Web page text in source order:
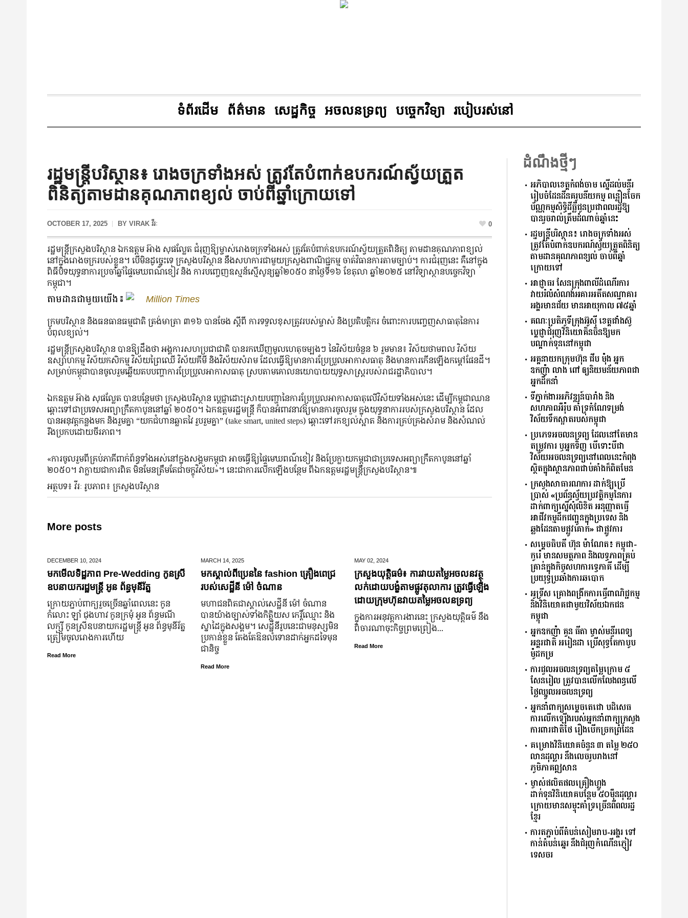
ទំព័រដើម ព័ត៌មាន សេដ្ឋកិច្ច អចលនទ្រព្យ បច្ចេកវិទ្យា របៀបរស់នៅ
រដ្ឋមន្រ្តីបរិស្ថាន៖ រោងចក្រទាំងអស់ ត្រូវតែបំពាក់ឧបករណ៍ស្វ័យត្រួត
ពិនិត្យតាមដានគុណភាពខ្យល់ ចាប់ពីឆ្នាំក្រោយទៅ
OCTOBER 17, 2025 BY VIRAK វីរៈ 0
រដ្ឋមន្រ្តីក្រសួងបរិស្ថាន ឯកឧត្តម អ៊ាង សុផល្លែត ជំរុញឱ្យម្ចាស់រោងចក្រទាំងអស់ ត្រូវតែបំពាក់ឧបករណ៍ស្វ័យត្រួតពិនិត្យ តាមដានគុណភាពខ្យល់
នៅក្នុងរោងចក្ររបស់ខ្លួន។ បើមិនដូច្នេះទេ ក្រសួងបរិស្ថាន នឹងសហការជាមួយក្រសួងពាណិជ្ជកម្ម ចាត់វិធានការតាមច្បាប់។ ការជំរុញនេះ គឺនៅក្នុង
ពិធីបិទយុទ្ធនាការប្រចាំឆ្នាំផ្ទៃមេឃពណ៌ខៀវ និង ការបញ្ចេញឧស្មន័ស្មើសូន្យឆ្នាំ២០៥០ នាថ្ងៃទី១៦ ខែតុលា ឆ្នាំ២០២៥ នៅវិទ្យាស្ថានបច្ចេកវិទ្យា
កម្ពុជា។
តាមដានជាមួយយើង៖ Million Times
ក្រមបរិស្ថាន និងធនធានធម្មជាតិ ត្រង់មាត្រា ៣១៦ បានចែង ស្តីពី ការទទួលខុសត្រូវរបស់ម្ចាស់ និងប្រតិបត្តិករ ចំពោះការបញ្ចេញសាធាតុនៃការ
បំពុលខ្យល់។
រដ្ឋមន្រ្តីក្រសួងបរិស្ថាន បានឱ្យដឹងថា អង្គការសហប្រជាជាតិ បានរកឃើញមូលហេតុចម្បងៗ នៃវិស័យចំនួន ៦ រួមមាន៖ វិស័យថាមពល វិស័យ
ឧស្សាហកម្ម វិស័យកសិកម្ម វិស័យព្រៃឈើ វិស័យគីមី និងវិស័យសំរាម ដែលធ្វើឱ្យមានការប្រែប្រួលអាកាសធាតុ និងមានការកើនឡើងកម្តៅផែនដី។
សម្រាប់កម្ពុជាបានចូលរួមឆ្លើយតបបញ្ហាការប្រែប្រួលអាកាសធាតុ ស្របតាមគោលនយោបាយយុទ្ធសាស្រ្តរបស់រាជរដ្ឋាភិបាល។
ឯកឧត្តម អ៊ាង សុផល្លែត បានបន្ថែមថា ក្រសួងបរិស្ថាន ប្តេជ្ញាដោះស្រាយបញ្ហានៃការប្រែប្រួលអាកាសធាតុលើវិស័យទាំងអស់នេះ ដើម្បីកម្ពុជាឈាន
ឆ្ពោះទៅជាប្រទេសអព្យាក្រឹតកាបូននៅឆ្នាំ ២០៥០។ ឯកឧត្តមរដ្ឋមន្រ្តី ក៏បានអំពាវនាវឱ្យមានការចូលរួម ក្នុងយុទ្ធនាការរបស់ក្រសួងបរិស្ថាន ដែល
បានអនុវត្តកន្លងមក និងរួមគ្នា “យកជំហានឆ្លាតវៃ រួបរួមគ្នា” (take smart, united steps) ឆ្ពោះទៅរកខ្យល់ស្អាត និងការគ្រប់គ្រងសំរាម និងសំណល់
រឹងប្រកបដោយចីរភាព។
«ការចូលរួមពីគ្រប់ភាគីពាក់ព័ន្ធទាំងអស់នៅក្នុងសង្គមកម្ពុជា អាចធ្វើឱ្យផ្ទៃមេឃពណ៌ខៀវ និងប្រែក្លាយកម្ពុជាជាប្រទេសអព្យាក្រឹតកាបូននៅឆ្នាំ
២០៥០។ វាក្លាយជាការពិត មិនមែនត្រឹមតែជាចក្ខុវិស័យ»។ នេះជាការលើកឡើងបន្ថែម ពីឯកឧត្តមរដ្ឋមន្រ្តីក្រសួងបរិស្ថាន៕
អត្ថបទ៖ វីរៈ រូបភាព៖ ក្រសួងបរិស្ថាន
More posts
DECEMBER 10, 2024
មកមើលទិដ្ឋភាព Pre-Wedding កូនស្រី
ឧបនាយករដ្ឋមន្រ្តី អូន ព័ន្ធមុនីរ័ត្ន
ក្រោយ​ភ្ជាប់​ពាក្យ​រួច​ច្រើន​ឆ្នាំ​ពេលនេះ កូន
កំលោះ ឡាំ ជុងហាវ កូនក្រមុំ អូន ព័ន្ធមណី
លក្ស្មី កូនស្រី​ឧបនាយករដ្ឋមន្ត្រី អូន ព័ន្ធមុនីរ័ត្ន
ត្រៀម​ចូល​រោងការ​ហើយ
Read More
MARCH 14, 2025
មកស្គាល់ពីប្រេននៃ​ fashion គ្រឿងពេជ្រ
របស់សេដ្ឋីនី ម៉ៅ ចំណាន
មហាជន​ពិតជា​ស្គាល់​សេដ្ឋី​នី ម៉ៅ ចំណាន
បាន​យ៉ាង​ច្បាស់​ទាំង​កិត្តិយស កេរ្តិ៍ឈ្មោះ និង​
ស្នាដៃ​ក្នុង​សង្គម។ សេដ្ឋី​នី​រូប​នេះ​ជា​មនុស្ស​មិន​
ប្រកាន់​ខ្លួន តែងតែ​ឱនលំទោន​ដាក់​អ្នក​ដទៃ​មុន​
ជានិច្ច
Read More
MAY 02, 2024
ក្រសួងយុត្តិធម៌៖ ការវាយតម្លៃអចលនវត្ថុ
លក់ដោយបង្ខំតាមផ្លូវតុលាការ ត្រូវធ្វើឡើង
ដោយក្រុមហ៊ុនវាយតម្លៃអចលនទ្រព្យ
ក្នុងការអនុវត្តការងារនេះ ក្រសួងយុត្តិធម៌ នឹង
ពិចារណាចុះកិច្ចព្រមព្រៀង...
Read More
ដំណឹងថ្មីៗ
អភិបាលខេត្តកំពង់ចាម ស្នើដល់មន្ទីរ
រៀបចំដែនដីនគរូបនីយកម្ម ពន្លឿនចែក
ប័ណ្ណកម្មសិទ្ធិដីធ្លីជូនប្រជាពលរដ្ឋឱ្យ
បានរួចរាល់ត្រឹមដំណាច់ឆ្នាំនេះ
រដ្ឋមន្រ្តីបរិស្ថាន៖ រោងចក្រទាំងអស់
ត្រូវតែបំពាក់ឧបករណ៍ស្វ័យត្រួតពិនិត្យ
តាមដានគុណភាពខ្យល់ ចាប់ពីឆ្នាំ
ក្រោយទៅ
អាជ្ញាធរ សែនក្រុងពាលីដំណើរការ
វាយរំលំសំណង់អគារអតីតសណ្ឋាគារ
អង្គរមានជ័យ មានអាយុកាល ៧៥ឆ្នាំ
គណៈប្រតិភូទីក្រុងអ៊ូស៊ី ខេត្តជាំងស៊ូ
ប្តេជ្ញាជំរុញវិនិយោគិនចិនឱ្យមក
បណ្តាក់ទុននៅកម្ពុជា
អគ្គនាយកក្រុមហ៊ុន ជីប ម៉ុង អ្នក
ឧកញ៉ា លាង ពៅ ឲ្យនិយមន័យភាពជា
អ្នកដឹកនាំ
ទីភ្នាក់ងារអភិវឌ្ឍន៍បារាំង និង
សហភាពអឺរ៉ុប គាំទ្រកំណែទម្រង់
វិស័យទឹកស្អាតរបស់កម្ពុជា
ប្រភេទអចលនទ្រព្យ ដែលនៅតែមាន
តម្រូវការ ឬអ្នកទិញ បេីទោះបីជា
វិស័យអចលនទ្រព្យនៅពេលនេះកំពុង
ស្ថិតក្នុងស្ថានភាពជាប់គាំងក៏ពិតមែន
ក្រសួងសាធារណការ ដាក់ឱ្យប្រើ
ប្រាស់ «ប្រព័ន្ធស្វ័យប្រវត្តិកម្មនៃការ
ដាក់ពាក្យស្នើសុំលិខិត អនុញ្ញាតធ្វើ
អាជីវកម្មដឹកជញ្ជូនក្នុងប្រទេស និង
ឆ្លងដែនតាមផ្លូវគោក» ជាផ្លូវការ
សម្ដេចធិបតី ហ៊ុន ម៉ាណែត៖ កម្ពុជា-
កូរ៉េ មានសមត្ថភាព និងលទ្ធភាពគ្រប់
គ្រាន់ក្នុងកិច្ចសហការទ្វេភាគី ដើម្បី
ប្រយុទ្ធប្រឆាំងការឆបោក
អូទ្រីស គ្រោងពង្រីកការធ្វើពាណិជ្ជកម្ម
និងវិនិយោគជាមួយវិស័យឯកជន
កម្ពុជា
អ្នកឧកញ៉ា គួន ធីតា ម្ចាស់មន្ទីរពេទ្យ
អន្តរជាតិ អរៀនដា ប្រើសុទ្ធតែកាបូប
ម៉ូដកម្រ
ការជួលអចលនទ្រព្យតម្លៃក្រោម ៥
សែនរៀល ត្រូវបានលើកលែងពន្ធលើ
ថ្លៃឈ្នួលអចលនទ្រព្យ
អ្នកនាំពាក្យសម្ដេចតេជោ បដិសេធ
ការលើកឡើងរបស់អ្នកនាំពាក្យក្រសួង
ការពារជាតិថៃ រឿងបើកច្រកព្រំដែន
គម្រោងវិនិយោគចំនួន ៣ តម្លៃ ២៥០
លានដុល្លារ នឹងលេចរូបរាងនៅ
ភូមិភាគឦសាន
ម្ចាស់ផលិតផលគ្រឿងហ្លួង
ដាក់ទុនវិនិយោគបន្ថែម ៥០ម៉ឺនដុល្លារ​
ក្រោយមានសម្ទុះគាំទ្រច្រើនពីពលរដ្ឋ
ខ្មែរ
ការតភ្ជាប់ពីតំបន់សៀមរាប-អង្គរ ទៅ
កាន់តំបន់ឆ្នេរ នឹងជំរុញកំណើនភ្ញៀវ
ទេសចរ